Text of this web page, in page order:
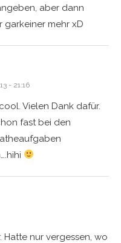
aber dann
garkeiner mehr xD
- 21:16
Vielen Dank dafür.
fast bei den
Hatte nur vergessen, wo